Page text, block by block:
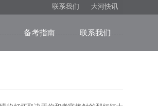
联系我们 大河快讯
备考指南 联系我们